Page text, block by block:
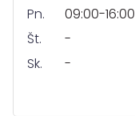
Pn.
09:00-16:00
Št.
-
Sk.
-